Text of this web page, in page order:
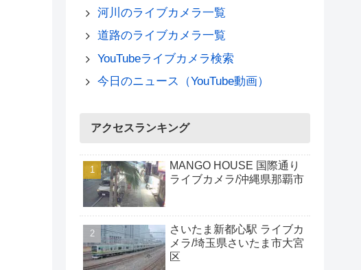
河川のライブカメラ一覧
道路のライブカメラ一覧
YouTubeライブカメラ検索
今日のニュース（YouTube動画）
アクセスランキング
MANGO HOUSE 国際通り
ライブカメラ/沖縄県那覇市
さいたま新都心駅 ライブカ
メラ/埼玉県さいたま市大宮
区